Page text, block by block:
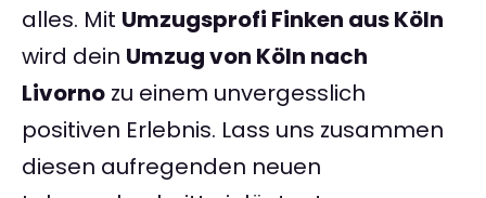
alles. Mit Umzugsprofi Finken aus Köln
wird dein Umzug von Köln nach
Livorno zu einem unvergesslich
positiven Erlebnis. Lass uns zusammen
diesen aufregenden neuen